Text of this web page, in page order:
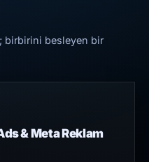
birbirini besleyen bir
& Meta Reklam